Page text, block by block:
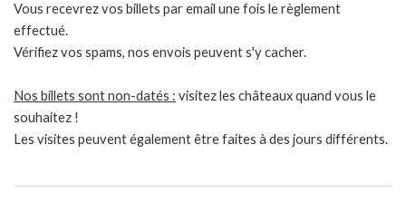
Vous recevrez vos billets par email une fois le règlement
effectué.
Vérifiez vos spams, nos envois peuvent s'y cacher.
Nos billets sont non-datés : visitez les châteaux quand vous le
souhaitez !
Les visites peuvent également être faites à des jours différents.